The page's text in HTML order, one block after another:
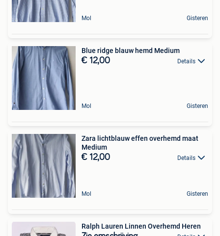
Mol Gisteren
Blue ridge blauw hemd Medium
€ 12,00 Details
Mol Gisteren
Zara lichtblauw effen overhemd maat
Medium
€ 12,00 Details
Mol Gisteren
Ralph Lauren Linnen Overhemd Heren